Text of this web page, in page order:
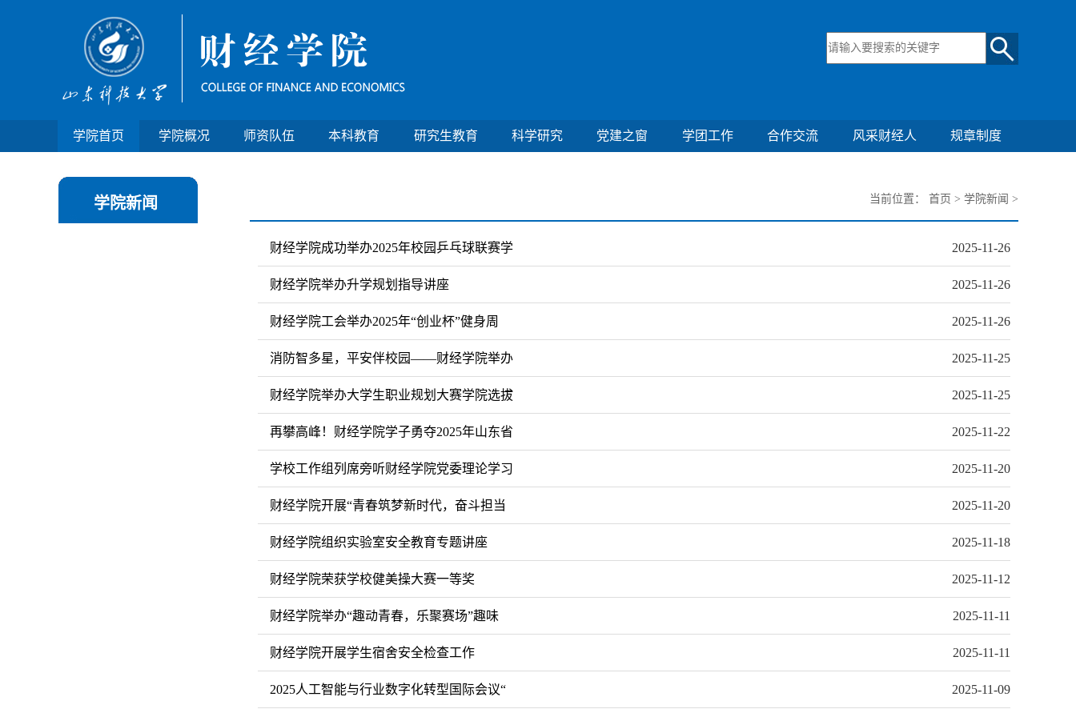
学院首页 学院概况 师资队伍 本科教育 研究生教育 科学研究 党建之窗 学团工作 合作交流 风采财经人 规章制度
学院新闻 当前位置： 首页 > 学院新闻 >
财经学院成功举办2025年校园乒乓球联赛学 2025-11-26
财经学院举办升学规划指导讲座 2025-11-26
财经学院工会举办2025年“创业杯”健身周 2025-11-26
消防智多星，平安伴校园——财经学院举办 2025-11-25
财经学院举办大学生职业规划大赛学院选拔 2025-11-25
再攀高峰！财经学院学子勇夺2025年山东省 2025-11-22
学校工作组列席旁听财经学院党委理论学习 2025-11-20
财经学院开展“青春筑梦新时代，奋斗担当 2025-11-20
财经学院组织实验室安全教育专题讲座 2025-11-18
财经学院荣获学校健美操大赛一等奖 2025-11-12
财经学院举办“趣动青春，乐聚赛场”趣味 2025-11-11
财经学院开展学生宿舍安全检查工作 2025-11-11
2025人工智能与行业数字化转型国际会议“ 2025-11-09